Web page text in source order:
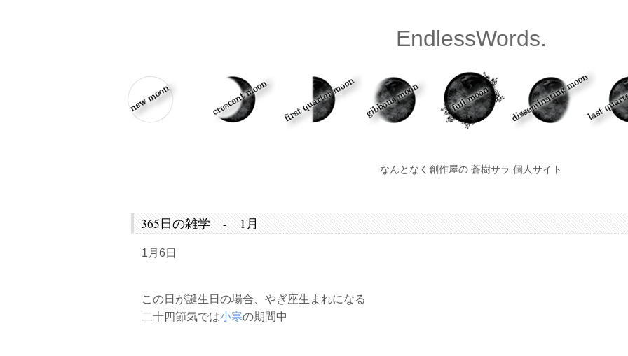
EndlessWords.
なんとなく創作屋の 蒼樹サラ 個人サイト
365日の雑学 - 1月
1月6日
この日が誕生日の場合、やぎ座生まれになる
二十四節気では小寒の期間中